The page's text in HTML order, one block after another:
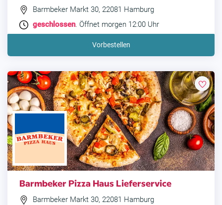
Barmbeker Markt 30, 22081 Hamburg
geschlossen. Öffnet morgen 12:00 Uhr
Vorbestellen
Barmbeker Pizza Haus Lieferservice
Barmbeker Markt 30, 22081 Hamburg